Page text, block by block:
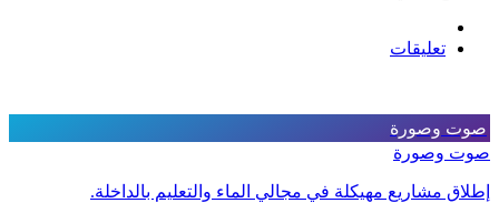
تعليقات
صوت وصورة
صوت وصورة
إطلاق مشاريع مهيكلة في مجالي الماء والتعليم بالداخلة.